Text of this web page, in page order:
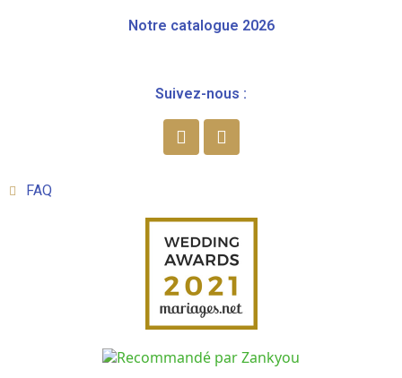
Notre catalogue 2026
Suivez-nous :
FAQ